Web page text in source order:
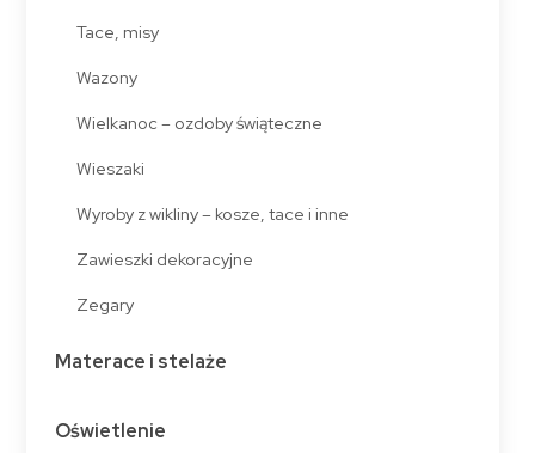
Tace, misy
Wazony
Wielkanoc – ozdoby świąteczne
Wieszaki
Wyroby z wikliny – kosze, tace i inne
Zawieszki dekoracyjne
Zegary
Materace i stelaże
Oświetlenie